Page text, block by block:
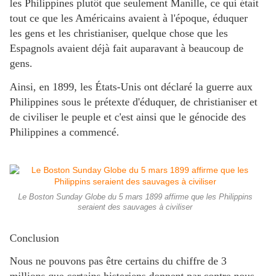
les Philippines plutôt que seulement Manille, ce qui était
tout ce que les Américains avaient à l'époque, éduquer
les gens et les christianiser, quelque chose que les
Espagnols avaient déjà fait auparavant à beaucoup de
gens.
Ainsi, en 1899, les États-Unis ont déclaré la guerre aux
Philippines sous le prétexte d'éduquer, de christianiser et
de civiliser le peuple et c'est ainsi que le génocide des
Philippines a commencé.
Le Boston Sunday Globe du 5 mars 1899 affirme que les Philippins
seraient des sauvages à civiliser
Conclusion
Nous ne pouvons pas être certains du chiffre de 3